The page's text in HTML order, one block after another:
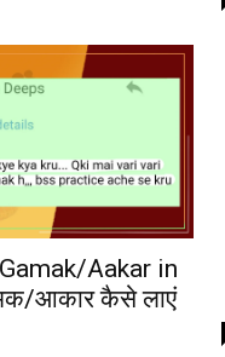
Aakar in
आकार कैसे लाएं